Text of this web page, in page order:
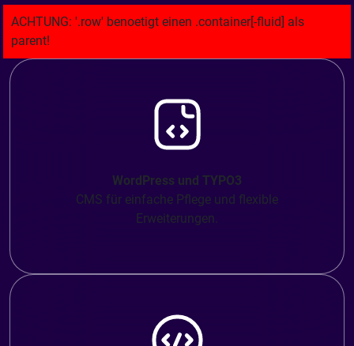
WordPress und TYPO3
CMS für einfache Pflege und flexible
Erweiterungen.